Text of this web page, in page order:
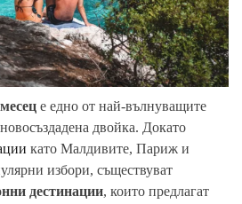
е едно от най-вълнуващите
двойка. Докато
като Малдивите, Париж и
избори, съществуват
дестинации, които предлагат